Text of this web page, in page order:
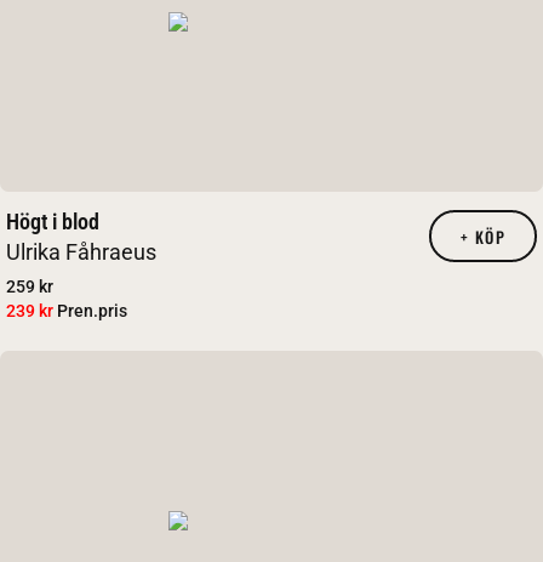
Högt i blod
Ulrika Fåhraeus
259 kr
239 kr Pren.pris
+ KÖP